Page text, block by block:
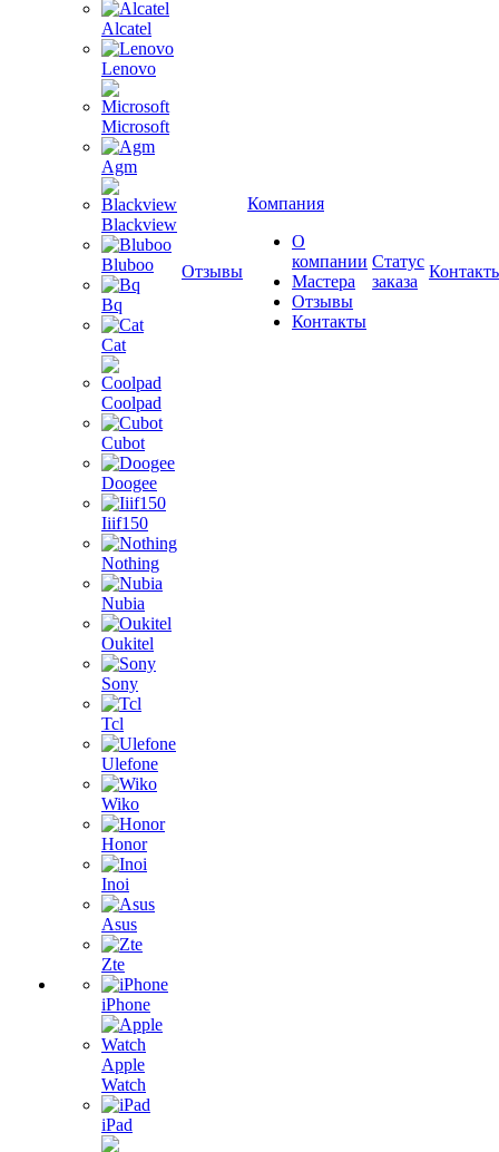
Alcatel
Lenovo
Microsoft
Agm
Blackview
Bluboo
Bq
Cat
Coolpad
Cubot
Doogee
Iiif150
Nothing
Nubia
Oukitel
Sony
Tcl
Ulefone
Wiko
Honor
Inoi
Asus
Zte
iPhone
Apple
Watch
iPad
Отзывы
Компания
О
компании
Мастера
Отзывы
Контакты
Статус
заказа